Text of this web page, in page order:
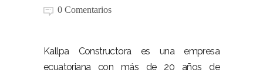
0 Comentarios
Kallpa Constructora es una empresa
ecuatoriana con más de 20 años de